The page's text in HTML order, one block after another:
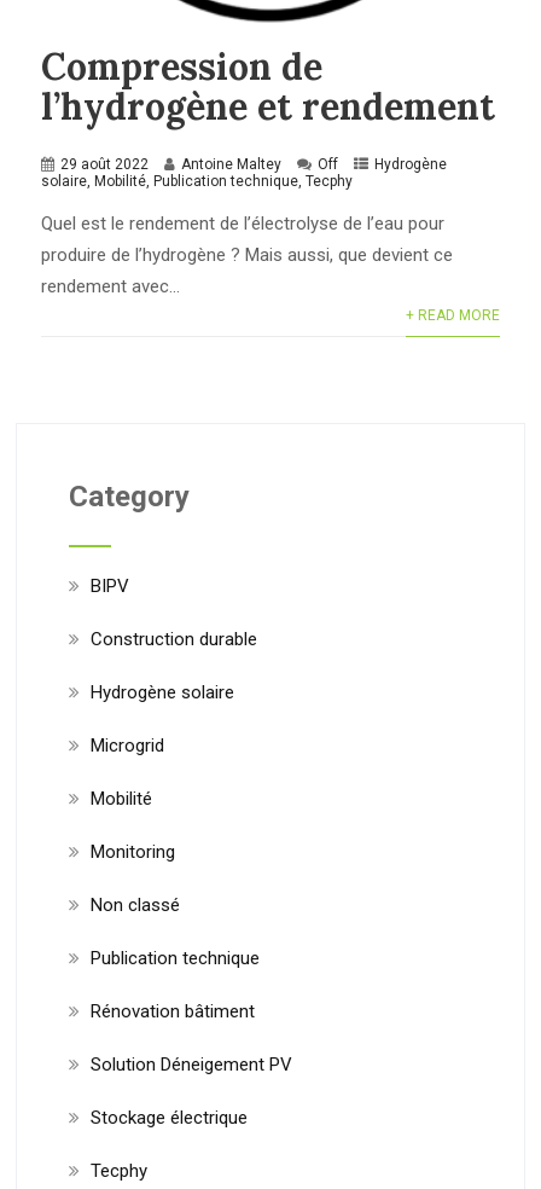
Compression de
l’hydrogène et rendement
29 août 2022 Antoine Maltey Off
Hydrogène
solaire,Mobilité,Publication technique,Tecphy
Quel est le rendement de l’électrolyse de l’eau pour
produire de l’hydrogène ? Mais aussi, que devient ce
rendement avec...
+ READ MORE
Category
BIPV
Construction durable
Hydrogène solaire
Microgrid
Mobilité
Monitoring
Non classé
Publication technique
Rénovation bâtiment
Solution Déneigement PV
Stockage électrique
Tecphy